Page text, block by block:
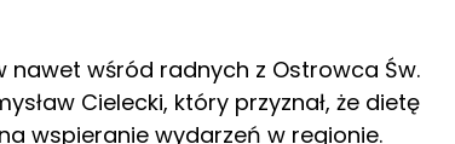
wśród radnych z Ostrowca Św.
Cielecki, który przyznał, że dietę
wspieranie wydarzeń w regionie.